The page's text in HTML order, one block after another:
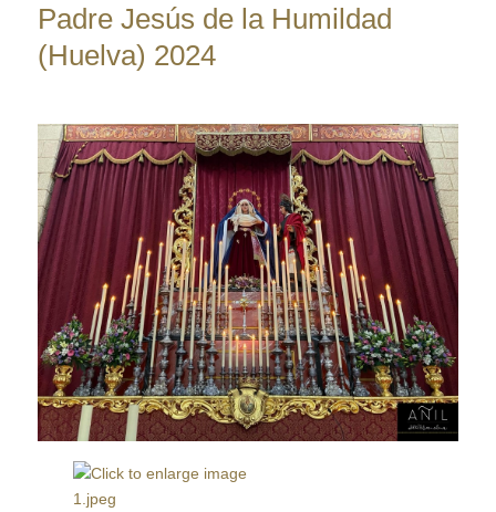
Padre Jesús de la Humildad
(Huelva) 2024